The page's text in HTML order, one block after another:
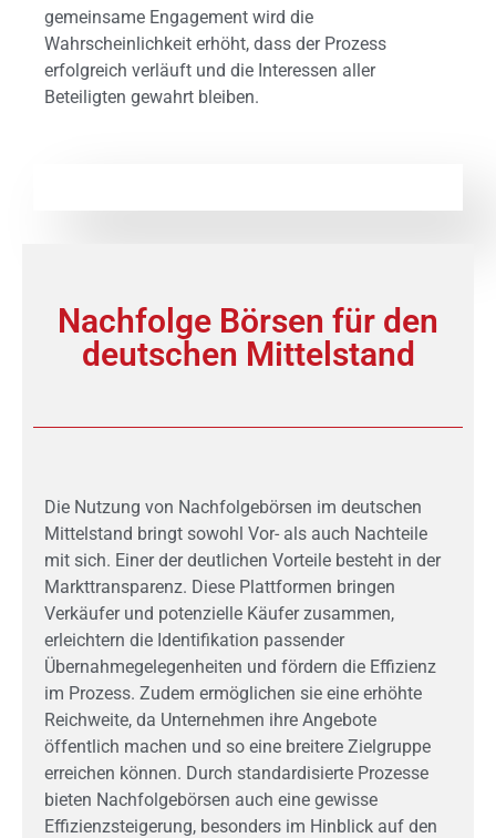
gemeinsame Engagement wird die
Wahrscheinlichkeit erhöht, dass der Prozess
erfolgreich verläuft und die Interessen aller
Beteiligten gewahrt bleiben.
Nachfolge Börsen für den
deutschen Mittelstand
Die Nutzung von Nachfolgebörsen im deutschen
Mittelstand bringt sowohl Vor- als auch Nachteile
mit sich. Einer der deutlichen Vorteile besteht in der
Markttransparenz. Diese Plattformen bringen
Verkäufer und potenzielle Käufer zusammen,
erleichtern die Identifikation passender
Übernahmegelegenheiten und fördern die Effizienz
im Prozess. Zudem ermöglichen sie eine erhöhte
Reichweite, da Unternehmen ihre Angebote
öffentlich machen und so eine breitere Zielgruppe
erreichen können. Durch standardisierte Prozesse
bieten Nachfolgebörsen auch eine gewisse
Effizienzsteigerung, besonders im Hinblick auf den